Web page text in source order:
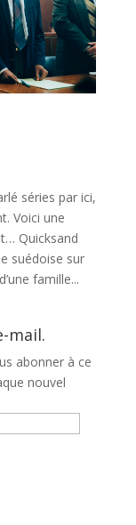
séries par ici,
Voici une
Quicksand
suédoise sur
famille...
mail.
abonner à ce
nouvel